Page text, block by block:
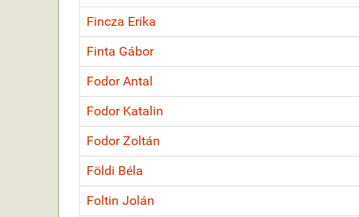
Fincza Erika
Finta Gábor
Fodor Antal
Fodor Katalin
Fodor Zoltán
Földi Béla
Foltin Jolán